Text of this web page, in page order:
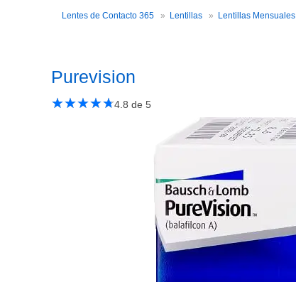
Lentes de Contacto 365 Lentillas Lentillas Mensuales
Purevision
★★★★★
☆☆☆☆☆4.8 de 5